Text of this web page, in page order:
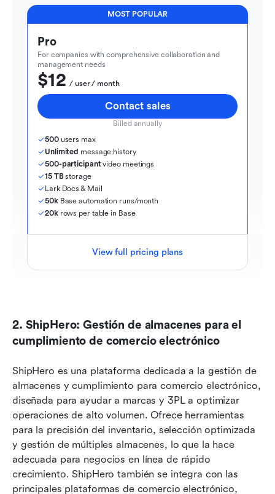
MOST POPULAR
Pro
For companies with comprehensive collaboration and
management needs
$12
  / user / month
Contact sales
Billed annually
500 users max
Unlimited message history
500-participant video meetings
15 TB storage
Lark Docs & Mail
50k Base automation runs/month
20k rows per table in Base
View full pricing plans
2. ShipHero: Gestión de almacenes para el
cumplimiento de comercio electrónico
ShipHero es una plataforma dedicada a la gestión de
almacenes y cumplimiento para comercio electrónico,
diseñada para ayudar a marcas y 3PL a optimizar
operaciones de alto volumen. Ofrece herramientas
para la precisión del inventario, selección optimizada
y gestión de múltiples almacenes, lo que la hace
adecuada para negocios en línea de rápido
crecimiento. ShipHero también se integra con las
principales plataformas de comercio electrónico,